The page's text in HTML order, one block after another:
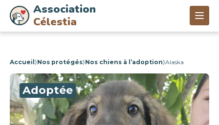
Association
Célestia
Accueil ⟩Nos protégés⟩Nos chiens à l’adoption⟩Alaska
Adoptée